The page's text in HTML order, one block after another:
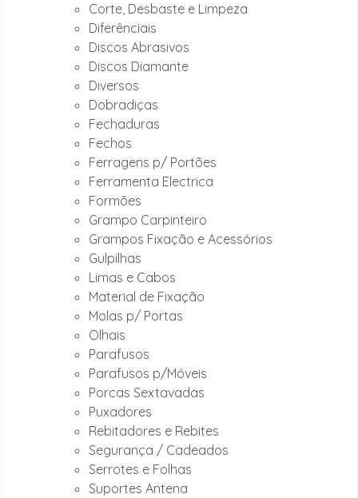
Corte, Desbaste e Limpeza
Diferênciais
Discos Abrasivos
Discos Diamante
Diversos
Dobradiças
Fechaduras
Fechos
Ferragens p/ Portões
Ferramenta Electrica
Formões
Grampo Carpinteiro
Grampos Fixação e Acessórios
Gulpilhas
Limas e Cabos
Material de Fixação
Molas p/ Portas
Olhais
Parafusos
Parafusos p/Móveis
Porcas Sextavadas
Puxadores
Rebitadores e Rebites
Segurança / Cadeados
Serrotes e Folhas
Suportes Antena